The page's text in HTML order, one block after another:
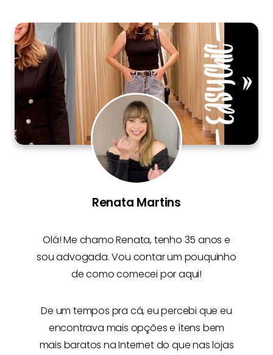
Renata Martins
Olá! Me chamoRenata, tenho 35 anos e
sou advogada. Vou contar um pouquinho
de como comecei por aqui!
De um tempos pra cá, eu percebi que eu
encontrava mais opções e ítens bem
mais baratos na Internetdo que nas lojas